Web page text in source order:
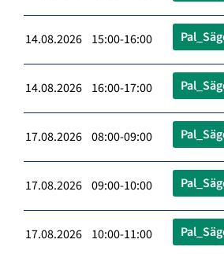
14.08.2026 15:00-16:00
14.08.2026 16:00-17:00
17.08.2026 08:00-09:00
17.08.2026 09:00-10:00
17.08.2026 10:00-11:00